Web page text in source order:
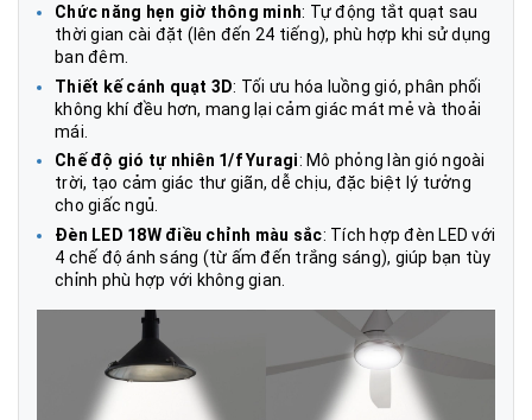
Chức năng hẹn giờ thông minh: Tự động tắt quạt sau
thời gian cài đặt (lên đến 24 tiếng), phù hợp khi sử dụng
ban đêm.
Thiết kế cánh quạt 3D: Tối ưu hóa luồng gió, phân phối
không khí đều hơn, mang lại cảm giác mát mẻ và thoải
mái.
Chế độ gió tự nhiên 1/f Yuragi: Mô phỏng làn gió ngoài
trời, tạo cảm giác thư giãn, dễ chịu, đặc biệt lý tưởng
cho giấc ngủ.
Đèn LED 18W điều chỉnh màu sắc: Tích hợp đèn LED với
4 chế độ ánh sáng (từ ấm đến trắng sáng), giúp bạn tùy
chỉnh phù hợp với không gian.